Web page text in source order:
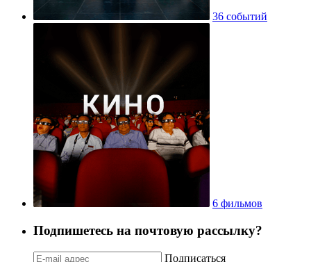
36 событий
6 фильмов
Подпишетесь на почтовую рассылку?
Подписаться